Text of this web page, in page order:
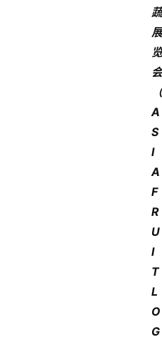
蔬
展
览
会
（
A
S
I
A
F
R
U
I
T
L
O
G